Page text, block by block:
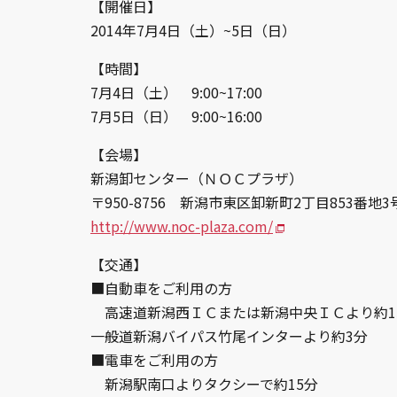
【開催日】
2014年7月4日（土）~5日（日）
【時間】
7月4日（土） 9:00~17:00
7月5日（日） 9:00~16:00
【会場】
新潟卸センター（ＮＯＣプラザ）
〒950-8756 新潟市東区卸新町2丁目853番地3
http://www.noc-plaza.com/
【交通】
■自動車をご利用の方
高速道新潟西ＩＣまたは新潟中央ＩＣより約
一般道新潟バイパス竹尾インターより約3分
■電車をご利用の方
新潟駅南口よりタクシーで約15分